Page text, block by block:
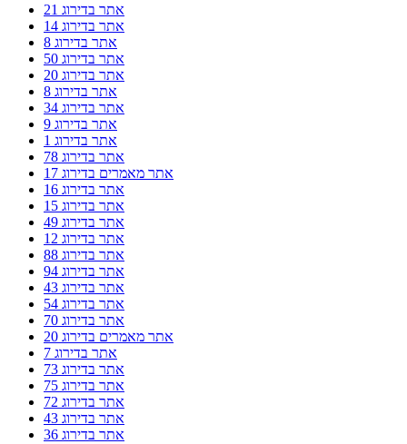
אתר בדירוג 21
אתר בדירוג 14
אתר בדירוג 8
אתר בדירוג 50
אתר בדירוג 20
אתר בדירוג 8
אתר בדירוג 34
אתר בדירוג 9
אתר בדירוג 1
אתר בדירוג 78
אתר מאמרים בדירוג 17
אתר בדירוג 16
אתר בדירוג 15
אתר בדירוג 49
אתר בדירוג 12
אתר בדירוג 88
אתר בדירוג 94
אתר בדירוג 43
אתר בדירוג 54
אתר בדירוג 70
אתר מאמרים בדירוג 20
אתר בדירוג 7
אתר בדירוג 73
אתר בדירוג 75
אתר בדירוג 72
אתר בדירוג 43
אתר בדירוג 36